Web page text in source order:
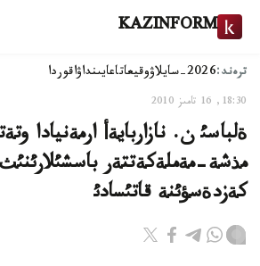
KAZINFORM
ترەند:2026-سايلاۋ وقيعاتاعايىنداۋاقوردا
18:30, 16 تامىز 2010
ةلباسئ ن. نازاربايةأ ارمةنيادا
مذشة-مةملةكةتتةر
كةزدةسؤئنة قاتئسادئ